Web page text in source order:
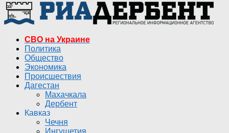
СВО на Украине
Политика
Общество
Экономика
Происшествия
Дагестан
Махачкала
Дербент
Кавказ
Чечня
Ингушетия